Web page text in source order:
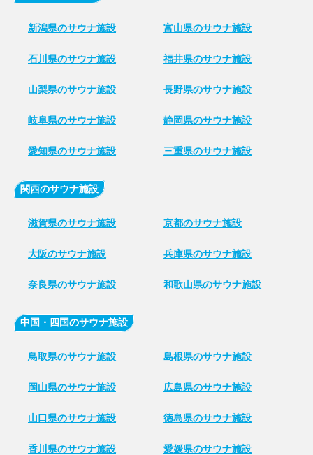
新潟県のサウナ施設 富山県のサウナ施設
石川県のサウナ施設 福井県のサウナ施設
山梨県のサウナ施設 長野県のサウナ施設
岐阜県のサウナ施設 静岡県のサウナ施設
愛知県のサウナ施設 三重県のサウナ施設
関西のサウナ施設
滋賀県のサウナ施設 京都のサウナ施設
大阪のサウナ施設 兵庫県のサウナ施設
奈良県のサウナ施設 和歌山県のサウナ施設
中国・四国のサウナ施設
鳥取県のサウナ施設 島根県のサウナ施設
岡山県のサウナ施設 広島県のサウナ施設
山口県のサウナ施設 徳島県のサウナ施設
香川県のサウナ施設 愛媛県のサウナ施設